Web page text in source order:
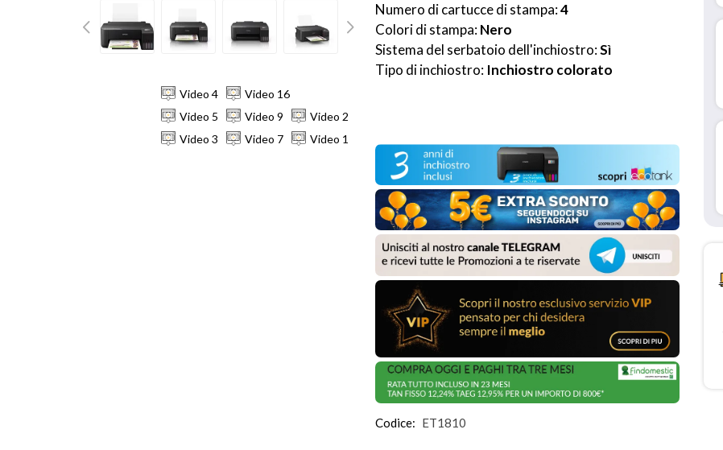
Video 4
Video 16
Video 5
Video 9
Video 2
Video 3
Video 7 Video 1
Numero di cartucce di stampa: 4
Colori di stampa: Nero
Sistema del serbatoio dell'inchiostro: Sì
Tipo di inchiostro: Inchiostro colorato
Codice: ET1810